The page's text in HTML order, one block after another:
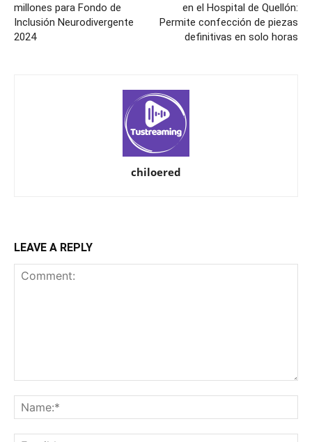
millones para Fondo de
Inclusión Neurodivergente
2024
en el Hospital de Quellón:
Permite confección de piezas
definitivas en solo horas
chiloered
LEAVE A REPLY